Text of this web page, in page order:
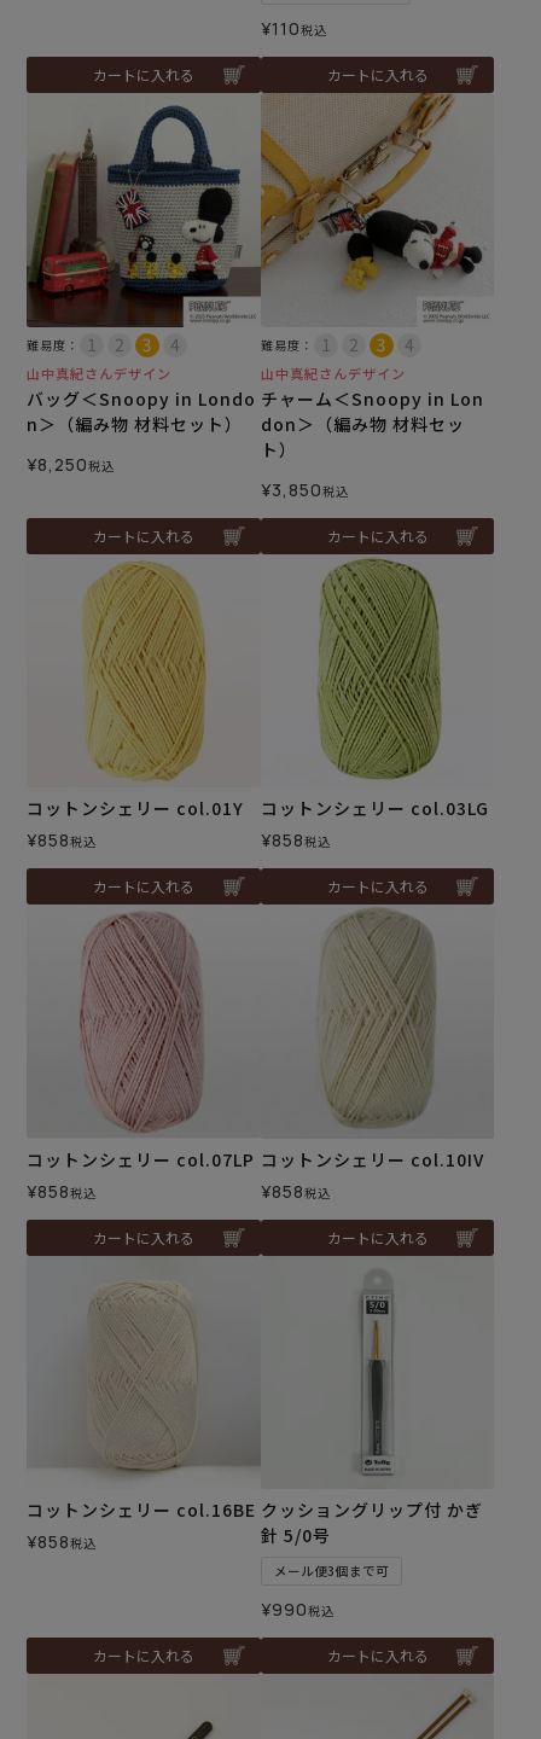
カートに入れる
¥110税込
カートに入れる
難易度：
山中真紀さんデザイン
バッグ＜Snoopy in Londo
n＞（編み物 材料セット）
¥8,250税込
カートに入れる
難易度：
山中真紀さんデザイン
チャーム＜Snoopy in Lon
don＞（編み物 材料セッ
ト）
¥3,850税込
カートに入れる
コットンシェリー col.01Y
¥858税込
カートに入れる
コットンシェリー col.03LG
¥858税込
カートに入れる
コットンシェリー col.07LP
¥858税込
カートに入れる
コットンシェリー col.10IV
¥858税込
カートに入れる
コットンシェリー col.16BE
¥858税込
カートに入れる
クッショングリップ付 かぎ
針 5/0号
メール便3個まで可
¥990税込
カートに入れる